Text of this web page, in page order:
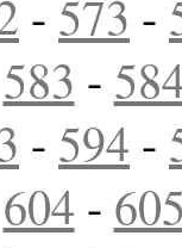
- 573 -
583 -
- 594 -
604 - 605